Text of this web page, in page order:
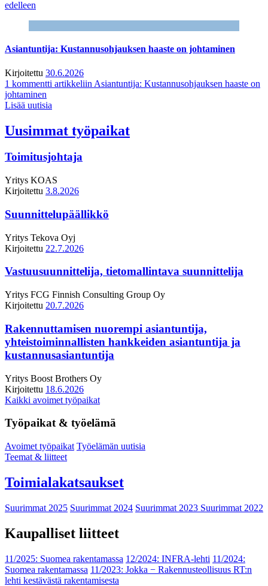
edelleen
Asiantuntija: Kustannusohjauksen haaste on johtaminen
Kirjoitettu 30.6.2026
1 kommentti artikkeliin Asiantuntija: Kustannusohjauksen haaste on
johtaminen
Lisää uutisia
Uusimmat työpaikat
Toimitusjohtaja
Yritys KOAS
Kirjoitettu 3.8.2026
Suunnittelupäällikkö
Yritys Tekova Oyj
Kirjoitettu 22.7.2026
Vastuusuunnittelija, tietomallintava suunnittelija
Yritys FCG Finnish Consulting Group Oy
Kirjoitettu 20.7.2026
Rakennuttamisen nuorempi asiantuntija,
yhteistoiminnallisten hankkeiden asiantuntija ja
kustannusasiantuntija
Yritys Boost Brothers Oy
Kirjoitettu 18.6.2026
Kaikki avoimet työpaikat
Työpaikat & työelämä
Avoimet työpaikat Työelämän uutisia
Teemat & liitteet
Toimialakatsaukset
Suurimmat 2025 Suurimmat 2024 Suurimmat 2023 Suurimmat 2022
Kaupalliset liitteet
11/2025: Suomea rakentamassa 12/2024: INFRA-lehti 11/2024:
Suomea rakentamassa 11/2023: Jokka − Rakennusteollisuus RT:n
lehti kestävästä rakentamisesta